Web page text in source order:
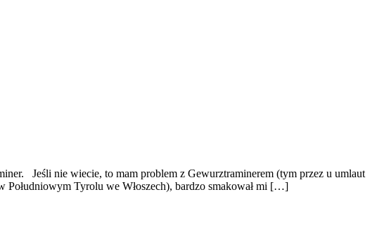
Jeśli nie wiecie, to mam problem z Gewurztraminerem (tym przez u umlaut
Południowym Tyrolu we Włoszech), bardzo smakował mi […]